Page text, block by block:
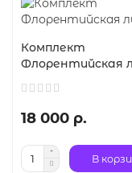
Комплект
Флорентийская
18 000 р.
В